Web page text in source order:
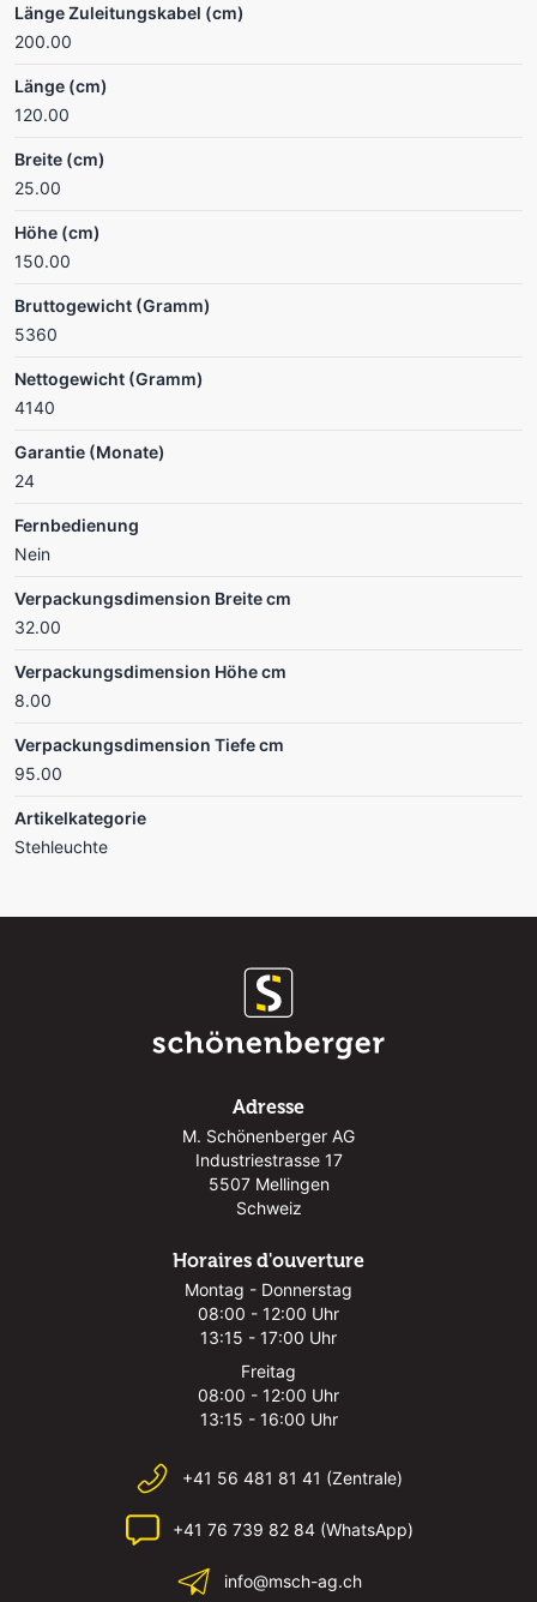
Länge Zuleitungskabel (cm)
200.00
Länge (cm)
120.00
Breite (cm)
25.00
Höhe (cm)
150.00
Bruttogewicht (Gramm)
5360
Nettogewicht (Gramm)
4140
Garantie (Monate)
24
Fernbedienung
Nein
Verpackungsdimension Breite cm
32.00
Verpackungsdimension Höhe cm
8.00
Verpackungsdimension Tiefe cm
95.00
Artikelkategorie
Stehleuchte
Adresse
M. Schönenberger AG
Industriestrasse 17
5507 Mellingen
Schweiz
Horaires d'ouverture
Montag - Donnerstag
08:00 - 12:00 Uhr
13:15 - 17:00 Uhr
Freitag
08:00 - 12:00 Uhr
13:15 - 16:00 Uhr
+41 56 481 81 41 (Zentrale)
+41 76 739 82 84 (WhatsApp)
info@msch-ag.ch